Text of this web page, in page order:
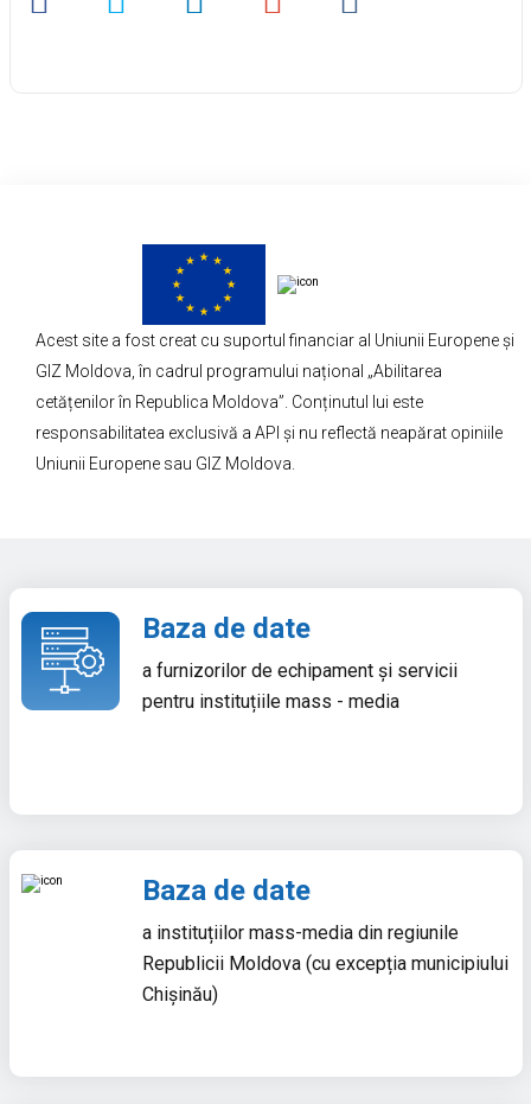
Acest site a fost creat cu suportul financiar al Uniunii Europene și
GIZ Moldova, în cadrul programului național „Abilitarea
cetățenilor în Republica Moldova”. Conținutul lui este
responsabilitatea exclusivă a API și nu reflectă neapărat opiniile
Uniunii Europene sau GIZ Moldova.
Baza de date
a furnizorilor de echipament și servicii
pentru instituțiile mass - media
Baza de date
a instituțiilor mass-media din regiunile
Republicii Moldova (cu excepția municipiului
Chișinău)